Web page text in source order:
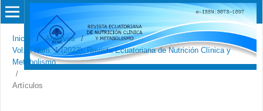
Inicio / Archivos
/
Vol. 5 Núm. 1 (2023): Revista Ecuatoriana de Nutrición Clínica y
Metabolismo
/
Artículos